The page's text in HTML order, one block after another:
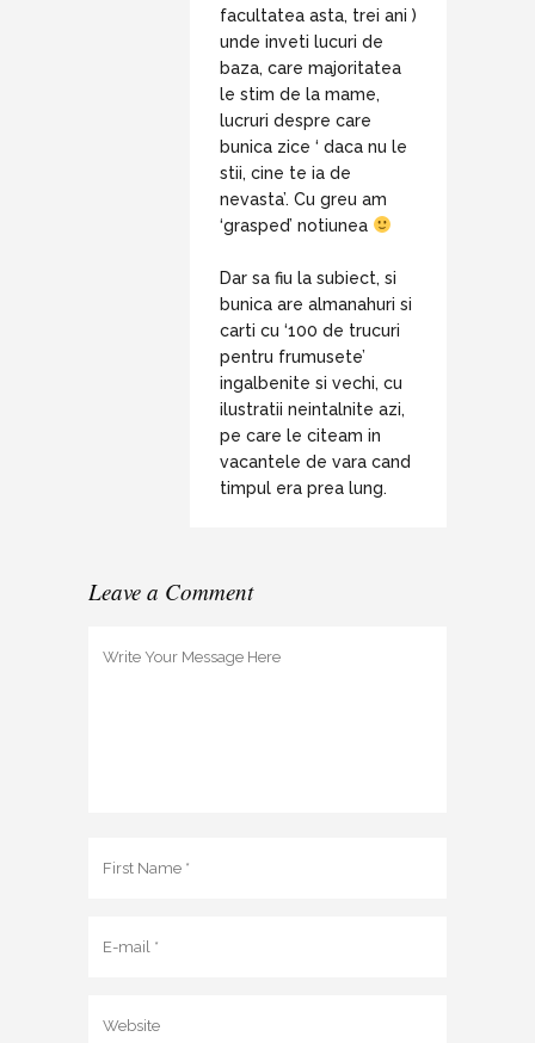
facultatea asta, trei ani )
unde inveti lucuri de
baza, care majoritatea
le stim de la mame,
lucruri despre care
bunica zice ‘ daca nu le
stii, cine te ia de
nevasta’. Cu greu am
‘grasped’ notiunea
Dar sa fiu la subiect, si
bunica are almanahuri si
carti cu ‘100 de trucuri
pentru frumusete’
ingalbenite si vechi, cu
ilustratii neintalnite azi,
pe care le citeam in
vacantele de vara cand
timpul era prea lung.
Leave a Comment